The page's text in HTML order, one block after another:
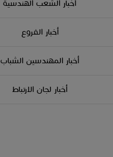
أخبار الشعب الهندسية
أخبار الفروع
أخبار المهندسين الشباب
أخبار لجان الارتباط